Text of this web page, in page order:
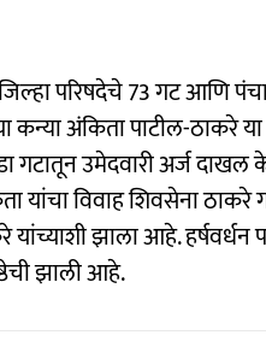
परिषदेचे 73 गट आणि
कन्या अंकिता पाटील-ठाकरे
गटातून उमेदवारी अर्ज
यांचा विवाह शिवसेना
यांच्याशी झाला आहे.
झाली आहे.